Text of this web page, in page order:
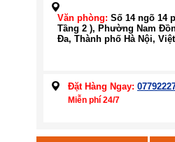
Văn phòng: Số 14 ngõ 14
Tầng 2 ), Phường Nam
Đa, Thành phố Hà Nội,
Đặt Hàng Ngay:
Miễn phí 24/7